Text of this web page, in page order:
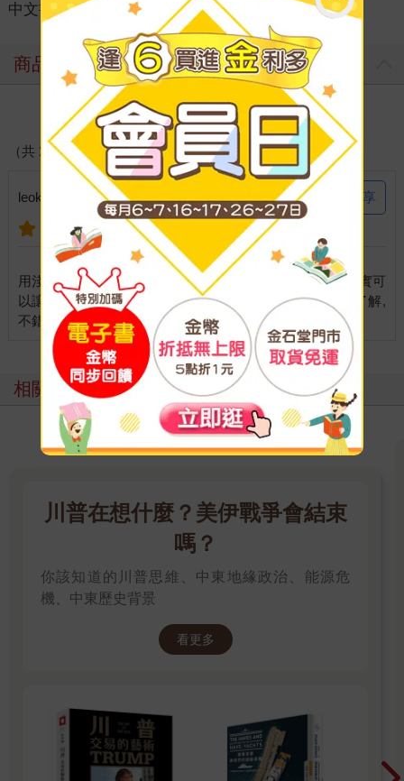
中文書 ＞ 財經企管 經濟/趨勢 觀念/趨勢
商品評價
寫評價
（共 1 則好評）
leoke 說： 2016-11-18 分享
用淺顯易懂的方式, 來描述人工智慧深奧的技術與意涵, 確實可
以讓人一窺人工智慧的奧妙及對這項技術有較為正確的了解,
不錯的入門書.
相關主題
川普在想什麼？美伊戰爭會結束
嗎？
你該知道的川普思維、中東地緣政治、能源危
機、中東歷史背景
看更多